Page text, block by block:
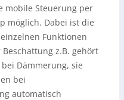
mobile Steuerung per
möglich. Dabei ist die
Funktionen
z.B. gehört
Dämmerung, sie
bei
automatisch